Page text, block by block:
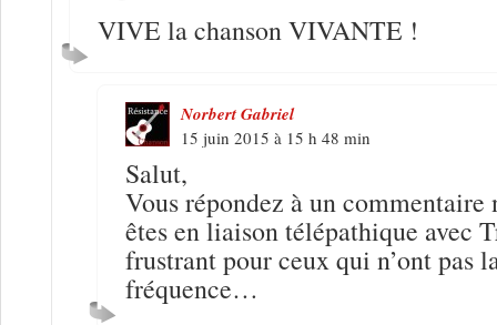
VIVE la chanson VIVANTE !
Norbert Gabriel
15 juin 2015 à 15 h 48 min
Salut,
Vous répondez à un commentaire
êtes en liaison télépathique avec
frustrant pour ceux qui n’ont pas
fréquence…